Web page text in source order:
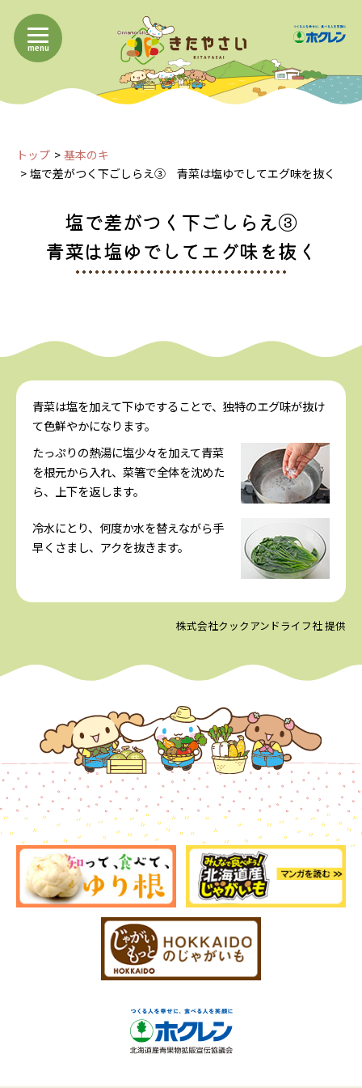
menu
トップ
基本のキ
塩で差がつく下ごしらえ③ 青菜は塩ゆでしてエグ味を抜く
塩で差がつく下ごしらえ③
青菜は塩ゆでしてエグ味を抜く
青菜は塩を加えて下ゆですることで、独特のエグ味が抜け
て色鮮やかになります。
たっぷりの熱湯に塩少々を加えて青菜
を根元から入れ、菜箸で全体を沈めた
ら、上下を返します。
冷水にとり、何度か水を替えながら手
早くさまし、アクを抜きます。
株式会社クックアンドライフ社 提供